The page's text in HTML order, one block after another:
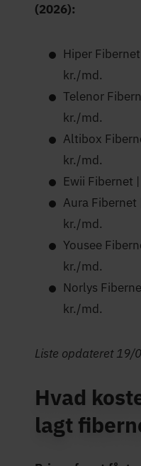
(2026):
Hiper
kr./md.
Telenor
kr./md.
Altibox
kr./md.
Ewii Fibernet
Aura
kr./md.
Yousee
kr./md.
Norlys
kr./md.
Liste opdateret
Hvad
lagt